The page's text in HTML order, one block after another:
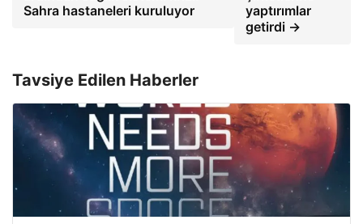
Sahra hastaneleri kuruluyor
yaptırımlar
getirdi →
Tavsiye Edilen Haberler